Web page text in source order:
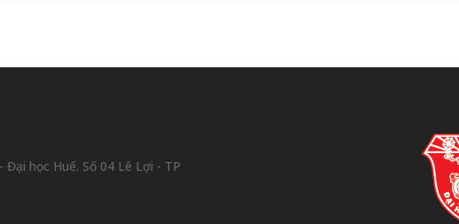
học Huế. Số 04 Lê Lợi - TP